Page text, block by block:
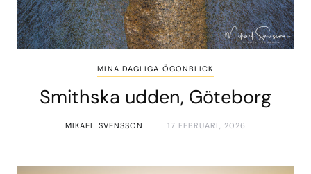
MINA DAGLIGA ÖGONBLICK
Smithska udden, Göteborg
MIKAEL SVENSSON 17 FEBRUARI, 2026